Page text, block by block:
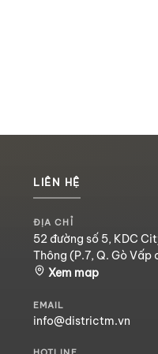
LIÊN HỆ
ĐỊA CHỈ
52 đường số 5, KDC
Thông (P.7, Q. Gò Vấp
Xem map
EMAIL
info@districtm.vn